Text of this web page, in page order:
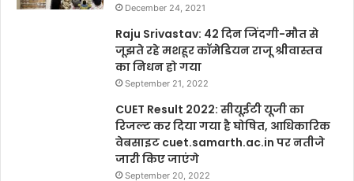
December 24, 2021
Raju Srivastav: 42 दिन जिंदगी-मौत से
जूझते रहे मशहूर कॉमेडियन राजू श्रीवास्तव
का निधन हो गया
September 21, 2022
CUET Result 2022: सीयूईटी यूजी का
रिजल्ट कर दिया गया है घोषित, आधिकारिक
वेबसाइट cuet.samarth.ac.in पर नतीजे
जारी किए जाएंगे
September 20, 2022